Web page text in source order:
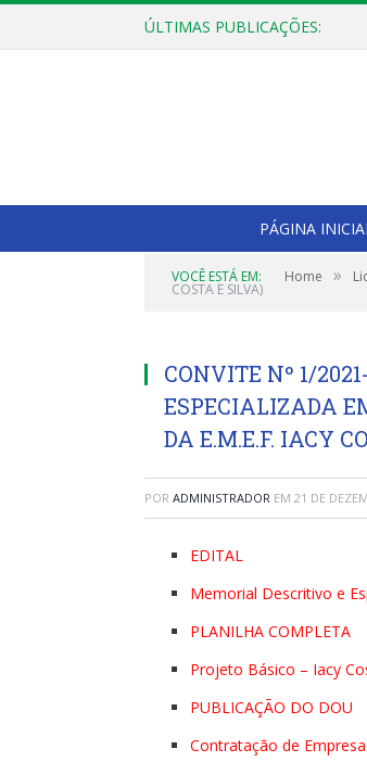
ÚLTIMAS PUBLICAÇÕES:
PÁGINA
VOCÊ ESTÁ EM: Home »
COSTA E SILVA)
CONVITE Nº 1/
ESPECIALIZADA
DA E.M.E.F. IACY
POR ADMINISTRADOR EM 21 DE
EDITAL
Memorial Descritivo e
PLANILHA COMPLETA
Projeto Básico – Iacy
PUBLICAÇÃO DO DOU
Contratação de Empresa